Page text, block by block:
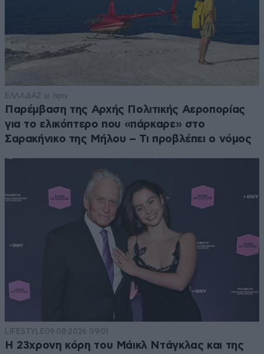
ΕΛΛΑΔΑ2 ω. πριν
Παρέμβαση της Αρχής Πολιτικής Αεροπορίας
για το ελικόπτερο που «πάρκαρε» στο
Σαρακήνικο της Μήλου – Τι προβλέπει ο νόμος
LIFESTYLE09·08·2026 09:01
Η 23χρονη κόρη τoυ Μάικλ Ντάγκλας και της